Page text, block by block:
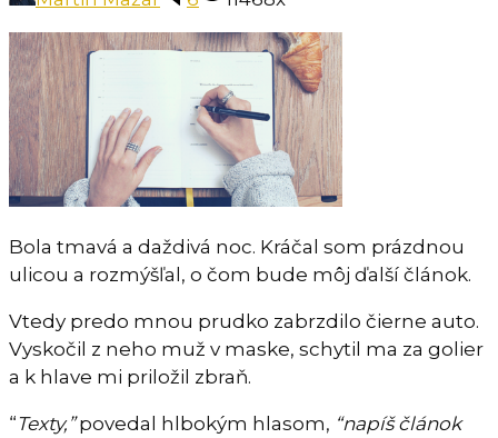
Bola tmavá a daždivá noc. Kráčal som prázdnou
ulicou a rozmýšľal, o čom bude môj ďalší článok.
Vtedy predo mnou prudko zabrzdilo čierne auto.
Vyskočil z neho muž v maske, schytil ma za golier
a k hlave mi priložil zbraň.
“ Texty,”povedal hlbokým hlasom, “napíš článok